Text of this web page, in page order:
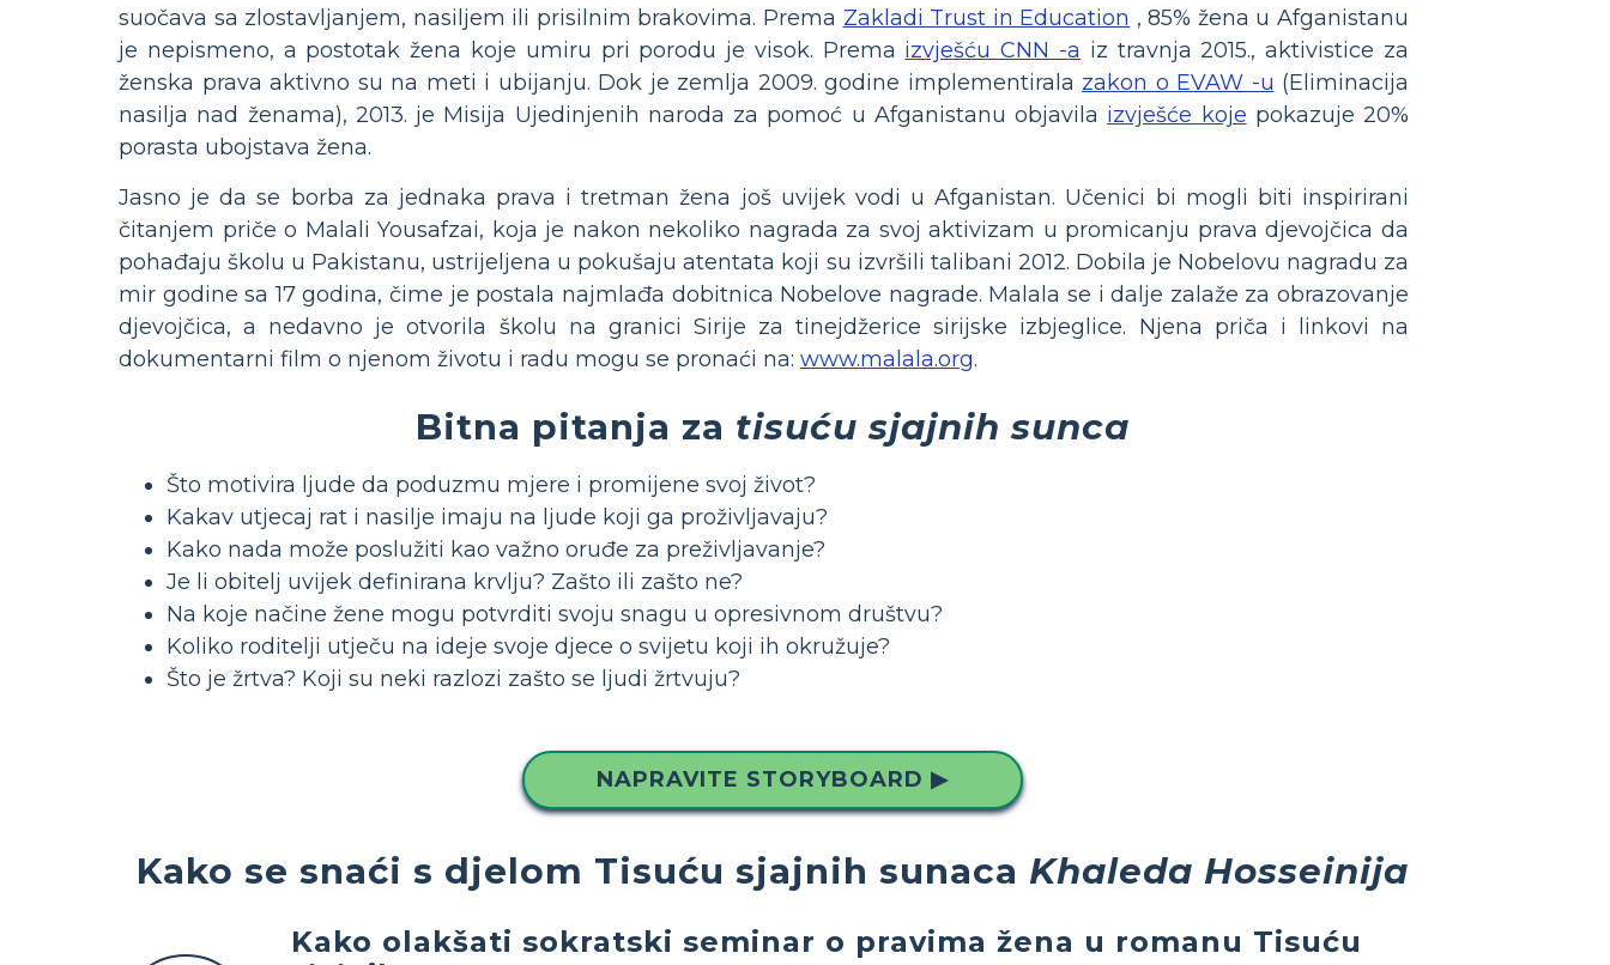
suočava sa zlostavljanjem, nasiljem ili prisilnim brakovima. Prema Zakladi Trust in Education , 85% žena u Afganistanu
je nepismeno, a postotak žena koje umiru pri porodu je visok. Prema izvješću CNN -a iz travnja 2015., aktivistice za
ženska prava aktivno su na meti i ubijanju. Dok je zemlja 2009. godine implementirala zakon o EVAW -u (Eliminacija
nasilja nad ženama), 2013. je Misija Ujedinjenih naroda za pomoć u Afganistanu objavila izvješće koje pokazuje 20%
porasta ubojstava žena.
Jasno je da se borba za jednaka prava i tretman žena još uvijek vodi u Afganistan. Učenici bi mogli biti inspirirani
čitanjem priče o Malali Yousafzai, koja je nakon nekoliko nagrada za svoj aktivizam u promicanju prava djevojčica da
pohađaju školu u Pakistanu, ustrijeljena u pokušaju atentata koji su izvršili talibani 2012. Dobila je Nobelovu nagradu za
mir godine sa 17 godina, čime je postala najmlađa dobitnica Nobelove nagrade. Malala se i dalje zalaže za obrazovanje
djevojčica, a nedavno je otvorila školu na granici Sirije za tinejdžerice sirijske izbjeglice. Njena priča i linkovi na
dokumentarni film o njenom životu i radu mogu se pronaći na: www.malala.org.
Bitna pitanja za tisuću sjajnih sunca
Što motivira ljude da poduzmu mjere i promijene svoj život?
Kakav utjecaj rat i nasilje imaju na ljude koji ga proživljavaju?
Kako nada može poslužiti kao važno oruđe za preživljavanje?
Je li obitelj uvijek definirana krvlju? Zašto ili zašto ne?
Na koje načine žene mogu potvrditi svoju snagu u opresivnom društvu?
Koliko roditelji utječu na ideje svoje djece o svijetu koji ih okružuje?
Što je žrtva? Koji su neki razlozi zašto se ljudi žrtvuju?
NAPRAVITE STORYBOARD ▶
Kako se snaći s djelom Tisuću sjajnih sunaca Khaleda Hosseinija
Kako olakšati sokratski seminar o pravima žena u romanu Tisuću